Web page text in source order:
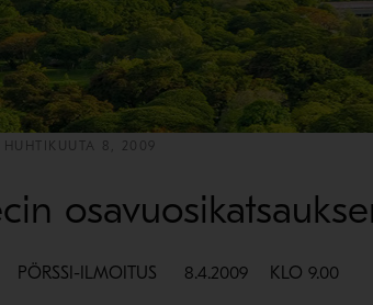
HUHTIKUUTA 8, 2009
PÖRSSI-ILMOITUS 8.4.2009 KLO 9.00